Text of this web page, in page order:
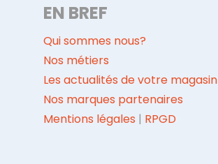
EN BREF
Qui sommes nous?
Nos métiers
Les actualités de votre magasin
Nos marques partenaires
Mentions légales | RPGD